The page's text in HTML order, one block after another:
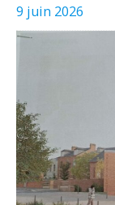
9 juin 2026